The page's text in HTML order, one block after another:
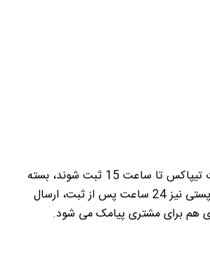
در صورتی که سفارشات تیپاکس تا ساعت 15 ثبت شوند، بسته
همان روز و سفارشات پستی نیز 24 ساعت پس از ثبت، ارسال
هم برای مشتری پیامک می شود.